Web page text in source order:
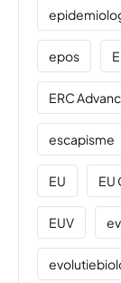
epos
ERC
escapisme
EU EU
EUV